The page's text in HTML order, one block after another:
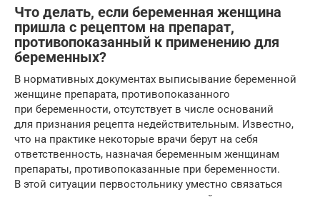
Что делать, если беременная женщина
пришла с рецептом на препарат,
противопоказанный к применению для
беременных?
В нормативных документах выписывание беременной
женщине препарата, противопоказанного
при беременности, отсутствует в числе оснований
для признания рецепта недействительным. Известно,
что на практике некоторые врачи берут на себя
ответственность, назначая беременным женщинам
препараты, противопоказанные при беременности.
В этой ситуации первостольнику уместно связаться